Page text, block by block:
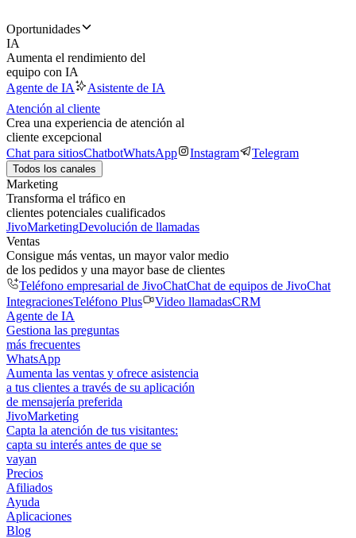
Oportunidades
IA
Aumenta el rendimiento del
equipo con IA
Agente de IA
Asistente de IA
Atención al cliente
Crea una experiencia de atención al
cliente excepcional
Chat para sitiosChatbotWhatsApp Instagram Telegram
Todos los canales
Marketing
Transforma el tráfico en
clientes potenciales cualificados
JivoMarketingDevolución de llamadas
Ventas
Consigue más ventas, un mayor valor medio
de los pedidos y una mayor base de clientes
Teléfono empresarial de JivoChatChat de equipos de JivoChat
IntegracionesTeléfono Plus Video llamadasCRM
Agente de IA
Gestiona las preguntas
más frecuentes
WhatsApp
Aumenta las ventas y ofrece asistencia
a tus clientes a través de su aplicación
de mensajería preferida
JivoMarketing
Capta la atención de tus visitantes:
capta su interés antes de que se
vayan
Precios
Afiliados
Ayuda
Aplicaciones
Blog